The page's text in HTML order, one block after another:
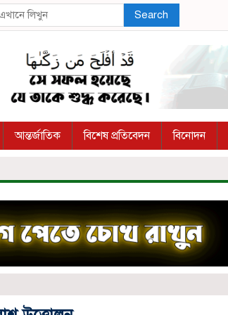
Search
আন্তর্জাতিক বিশেষ প্রতিবেদন বিনোদন